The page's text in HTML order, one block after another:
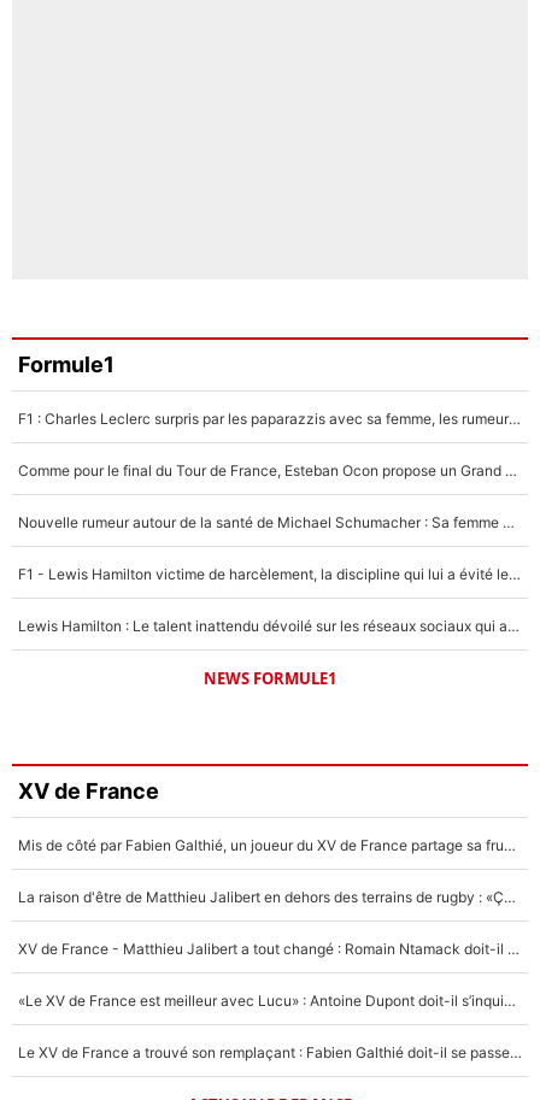
Formule1
F1 : Charles Leclerc surpris par les paparazzis avec sa femme, les rumeurs étaient vraies !
Comme pour le final du Tour de France, Esteban Ocon propose un Grand Prix de Formule 1 à Paris : «Autour de l’Arc de Triomphe, ce serait génial» !
Nouvelle rumeur autour de la santé de Michael Schumacher : Sa femme Corinna sort du silence
F1 - Lewis Hamilton victime de harcèlement, la discipline qui lui a évité le pire : «J'aurais probablement mal tourné»
Lewis Hamilton : Le talent inattendu dévoilé sur les réseaux sociaux qui a impressionné Kim Kardashian pendant leurs vacances en amoureux !
NEWS FORMULE1
XV de France
Mis de côté par Fabien Galthié, un joueur du XV de France partage sa frustration : «ils ne me l’ont pas dit tout de suite»
La raison d'être de Matthieu Jalibert en dehors des terrains de rugby : «Ça m'atteint autant que si tu touches à un membre de ma famille»
XV de France - Matthieu Jalibert a tout changé : Romain Ntamack doit-il s’inquiéter pour sa place à un an de la Coupe du monde ?
«Le XV de France est meilleur avec Lucu» : Antoine Dupont doit-il s’inquiéter pour sa place ?
Le XV de France a trouvé son remplaçant : Fabien Galthié doit-il se passer d'Antoine Dupont ?